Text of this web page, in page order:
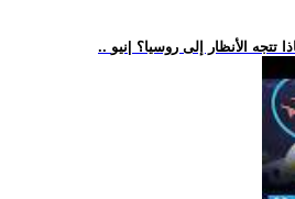
تتجه الأنظار إلى روسيا؟ |نيو